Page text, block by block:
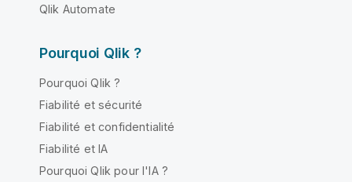
Qlik Automate
Pourquoi Qlik ?
Pourquoi Qlik ?
Fiabilité et sécurité
Fiabilité et confidentialité
Fiabilité et IA
Pourquoi Qlik pour l'IA ?